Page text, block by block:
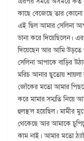
কাছে বেজেছে তার কোনো
এই ছিল আমার সেলিনা
ডানা করে দিয়েছিলেন।
দিয়েছেন আর আমি উড়তে
সেলিনা আপাকে বাড়ির
মরিচ আনার ছুতোয় শায়লা
জোঁকের মতো আমার
করে মামার সম্মতি নিয়ে
হুলস্থ’ল হয়েছিল। মামীর
থেকেছে আর আমাকে
কাম নাই। আমার মতো